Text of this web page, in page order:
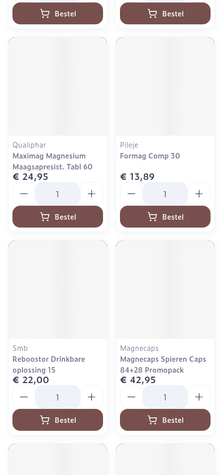
Bestel Bestel
Qualiphar
Maximag Magnesium
Maagsapresist. Tabl 60
€ 24,95
Bestel
Pileje
Formag Comp 30
€ 13,89
Bestel
Smb
Reboostor Drinkbare
oplossing 15
€ 22,00
Bestel
Magnecaps
Magnecaps Spieren Caps
84+28 Promopack
€ 42,95
Bestel